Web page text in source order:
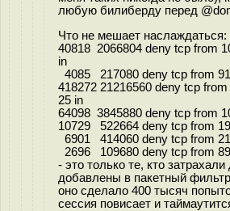
любую билиберду перед
Что не мешает наслаждаться:
40818 2066804 deny tcp from
in
4085 217080 deny tcp from
418272 21216560 deny tcp
25 in
64098 3845880 deny tcp from
10729 522664 deny tcp from
6901 414060 deny tcp from
2696 109680 deny tcp from
- это только те, кто
добавлены в пакетный
оно сделало 400 тысяч
сессия повисает и